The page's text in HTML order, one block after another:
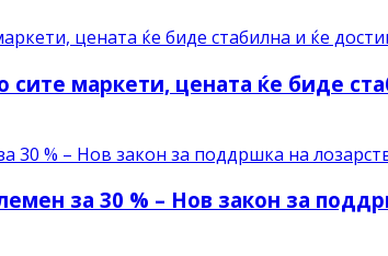
сите маркети, цената ќе биде
за 30 % – Нов закон за